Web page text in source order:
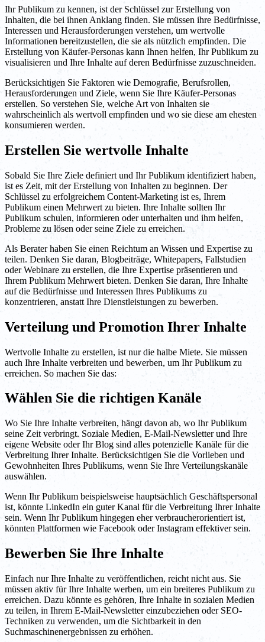
Ihr Publikum zu kennen, ist der Schlüssel zur Erstellung von
Inhalten, die bei ihnen Anklang finden. Sie müssen ihre Bedürfnisse,
Interessen und Herausforderungen verstehen, um wertvolle
Informationen bereitzustellen, die sie als nützlich empfinden. Die
Erstellung von Käufer-Personas kann Ihnen helfen, Ihr Publikum zu
visualisieren und Ihre Inhalte auf deren Bedürfnisse zuzuschneiden.
Berücksichtigen Sie Faktoren wie Demografie, Berufsrollen,
Herausforderungen und Ziele, wenn Sie Ihre Käufer-Personas
erstellen. So verstehen Sie, welche Art von Inhalten sie
wahrscheinlich als wertvoll empfinden und wo sie diese am ehesten
konsumieren werden.
Erstellen Sie wertvolle Inhalte
Sobald Sie Ihre Ziele definiert und Ihr Publikum identifiziert haben,
ist es Zeit, mit der Erstellung von Inhalten zu beginnen. Der
Schlüssel zu erfolgreichem Content-Marketing ist es, Ihrem
Publikum einen Mehrwert zu bieten. Ihre Inhalte sollten Ihr
Publikum schulen, informieren oder unterhalten und ihm helfen,
Probleme zu lösen oder seine Ziele zu erreichen.
Als Berater haben Sie einen Reichtum an Wissen und Expertise zu
teilen. Denken Sie daran, Blogbeiträge, Whitepapers, Fallstudien
oder Webinare zu erstellen, die Ihre Expertise präsentieren und
Ihrem Publikum Mehrwert bieten. Denken Sie daran, Ihre Inhalte
auf die Bedürfnisse und Interessen Ihres Publikums zu
konzentrieren, anstatt Ihre Dienstleistungen zu bewerben.
Verteilung und Promotion Ihrer Inhalte
Wertvolle Inhalte zu erstellen, ist nur die halbe Miete. Sie müssen
auch Ihre Inhalte verbreiten und bewerben, um Ihr Publikum zu
erreichen. So machen Sie das:
Wählen Sie die richtigen Kanäle
Wo Sie Ihre Inhalte verbreiten, hängt davon ab, wo Ihr Publikum
seine Zeit verbringt. Soziale Medien, E-Mail-Newsletter und Ihre
eigene Website oder Ihr Blog sind alles potenzielle Kanäle für die
Verbreitung Ihrer Inhalte. Berücksichtigen Sie die Vorlieben und
Gewohnheiten Ihres Publikums, wenn Sie Ihre Verteilungskanäle
auswählen.
Wenn Ihr Publikum beispielsweise hauptsächlich Geschäftspersonal
ist, könnte LinkedIn ein guter Kanal für die Verbreitung Ihrer Inhalte
sein. Wenn Ihr Publikum hingegen eher verbraucherorientiert ist,
könnten Plattformen wie Facebook oder Instagram effektiver sein.
Bewerben Sie Ihre Inhalte
Einfach nur Ihre Inhalte zu veröffentlichen, reicht nicht aus. Sie
müssen aktiv für Ihre Inhalte werben, um ein breiteres Publikum zu
erreichen. Dazu könnte es gehören, Ihre Inhalte in sozialen Medien
zu teilen, in Ihrem E-Mail-Newsletter einzubeziehen oder SEO-
Techniken zu verwenden, um die Sichtbarkeit in den
Suchmaschinenergebnissen zu erhöhen.